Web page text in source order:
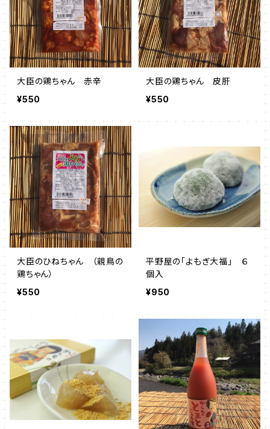
大臣の鶏ちゃん 赤辛
¥550
大臣の鶏ちゃん 皮肝
¥550
大臣のひねちゃん （親鳥の
鶏ちゃん）
¥550
平野屋の「よもぎ大福」 ６
個入
¥950